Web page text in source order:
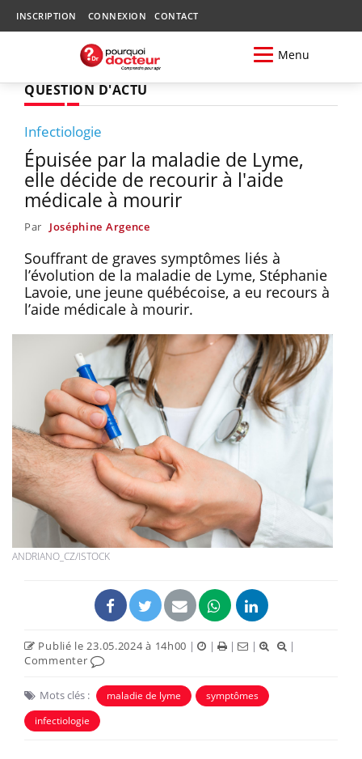
INSCRIPTION CONNEXION CONTACT
Menu
QUESTION D'ACTU
Infectiologie
Épuisée par la maladie de Lyme,
elle décide de recourir à l'aide
médicale à mourir
Par Joséphine Argence
Souffrant de graves symptômes liés à
l’évolution de la maladie de Lyme, Stéphanie
Lavoie, une jeune québécoise, a eu recours à
l’aide médicale à mourir.
ANDRIANO_CZ/ISTOCK
Publié le 23.05.2024 à 14h00 | | | |
|
Commenter
Mots clés : maladie de lyme
symptômes
infectiologie